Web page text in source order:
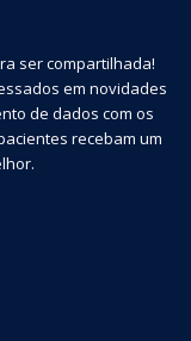
ser compartilhada!
em novidades
de dados com os
recebam um